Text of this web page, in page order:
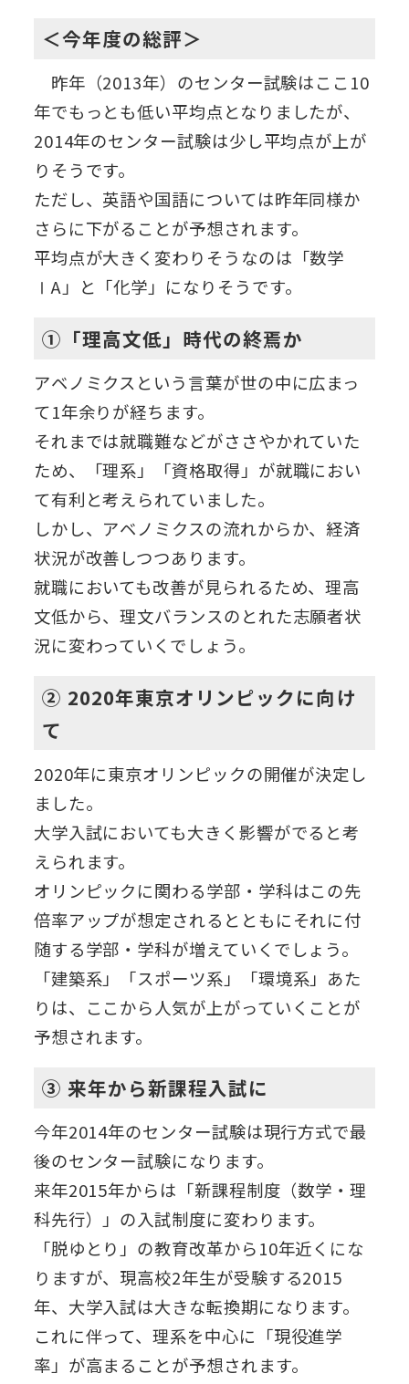
＜今年度の総評＞
昨年（2013年）のセンター試験はここ10
年でもっとも低い平均点となりましたが、
2014年のセンター試験は少し平均点が上が
りそうです。
ただし、英語や国語については昨年同様か
さらに下がることが予想されます。
平均点が大きく変わりそうなのは「数学
ⅠA」と「化学」になりそうです。
①「理高文低」時代の終焉か
アベノミクスという言葉が世の中に広まっ
て1年余りが経ちます。
それまでは就職難などがささやかれていた
ため、「理系」「資格取得」が就職におい
て有利と考えられていました。
しかし、アベノミクスの流れからか、経済
状況が改善しつつあります。
就職においても改善が見られるため、理高
文低から、理文バランスのとれた志願者状
況に変わっていくでしょう。
② 2020年東京オリンピックに向け
て
2020年に東京オリンピックの開催が決定し
ました。
大学入試においても大きく影響がでると考
えられます。
オリンピックに関わる学部・学科はこの先
倍率アップが想定されるとともにそれに付
随する学部・学科が増えていくでしょう。
「建築系」「スポーツ系」「環境系」あた
りは、ここから人気が上がっていくことが
予想されます。
③ 来年から新課程入試に
今年2014年のセンター試験は現行方式で最
後のセンター試験になります。
来年2015年からは「新課程制度（数学・理
科先行）」の入試制度に変わります。
「脱ゆとり」の教育改革から10年近くにな
りますが、現高校2年生が受験する2015
年、大学入試は大きな転換期になります。
これに伴って、理系を中心に「現役進学
率」が高まることが予想されます。